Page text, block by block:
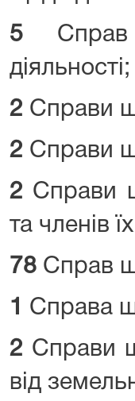
5 Справ
діяльності;
2 Справи
2 Справи
2 Справи
та членів
78 Справ
1
Справа
2 Справи
від